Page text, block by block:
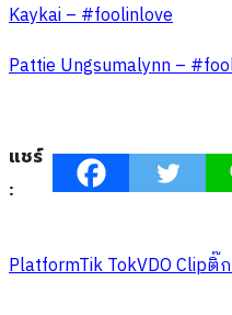
Kaykai – #foolinlove
Pattie Ungsumalynn –
แชร์
:
PlatformTik TokVDO Clipติ๊